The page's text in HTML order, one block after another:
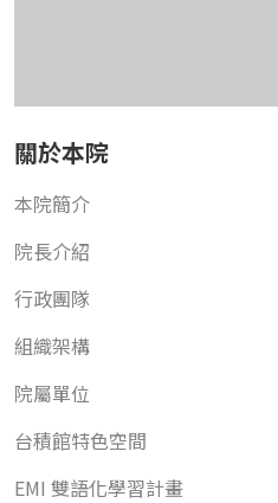
關於本院
本院簡介
院長介紹
行政團隊
組織架構
院屬單位
台積館特色空間
EMI 雙語化學習計畫